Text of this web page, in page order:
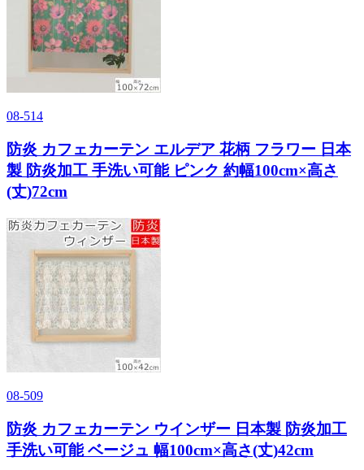
08-514
防炎 カフェカーテン エルデア 花柄 フラワー 日本
製 防炎加工 手洗い可能 ピンク 約幅100cm×高さ
(丈)72cm
08-509
防炎 カフェカーテン ウインザー 日本製 防炎加工
手洗い可能 ベージュ 幅100cm×高さ(丈)42cm